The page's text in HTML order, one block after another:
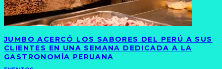
JUMBO ACERCÓ LOS SABORES DEL PERÚ A SUS
CLIENTES EN UNA SEMANA DEDICADA A LA
GASTRONOMÍA PERUANA